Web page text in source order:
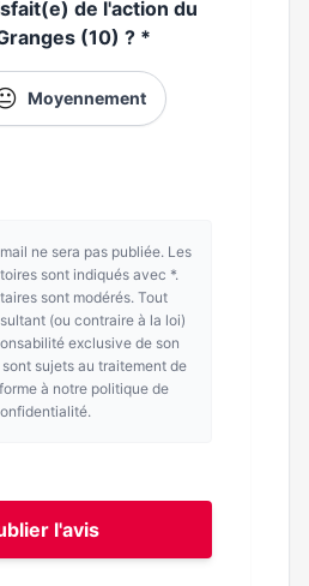
de l'action du
(10) ? *
Moyennement
ne sera pas publiée. Les
sont indiqués avec *.
sont modérés. Tout
(ou contraire à la loi)
exclusive de son
sujets au traitement de
à notre politique de
l'avis